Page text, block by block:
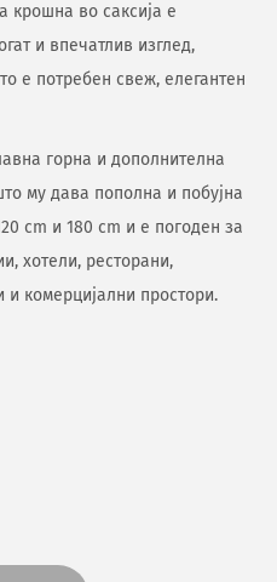
крошна во саксија е
и впечатлив изглед,
е потребен свеж, елегантен
горна и дополнителна
му дава пополна и побујна
cm и 180 cm и е погоден за
хотели, ресторани,
комерцијални простори.